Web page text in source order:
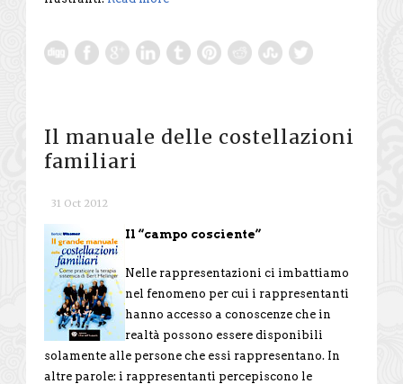
Il manuale delle costellazioni
familiari
31 Oct 2012
Il “campo cosciente”
Nelle rappresentazioni ci imbattiamo
nel fenomeno per cui i rappresentanti
hanno accesso a conoscenze che in
realtà possono essere disponibili
solamente alle persone che essi rappresentano. In
altre parole: i rappresentanti percepiscono le